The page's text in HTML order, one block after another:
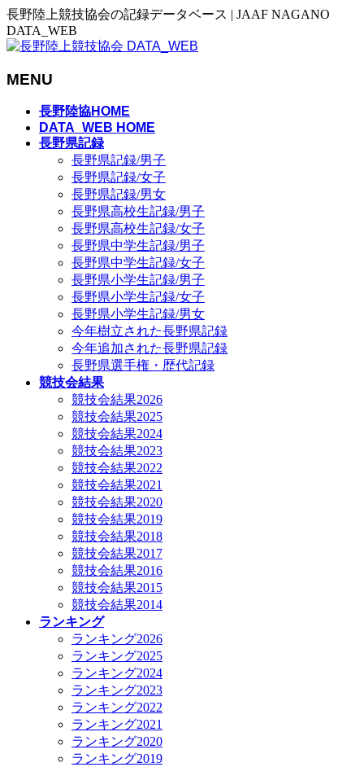
長野陸上競技協会の記録データベース | JAAF NAGANO
DATA_WEB
MENU
長野陸協HOME
DATA_WEB HOME
長野県記録
長野県記録/男子
長野県記録/女子
長野県記録/男女
長野県高校生記録/男子
長野県高校生記録/女子
長野県中学生記録/男子
長野県中学生記録/女子
長野県小学生記録/男子
長野県小学生記録/女子
長野県小学生記録/男女
今年樹立された長野県記録
今年追加された長野県記録
長野県選手権・歴代記録
競技会結果
競技会結果2026
競技会結果2025
競技会結果2024
競技会結果2023
競技会結果2022
競技会結果2021
競技会結果2020
競技会結果2019
競技会結果2018
競技会結果2017
競技会結果2016
競技会結果2015
競技会結果2014
ランキング
ランキング2026
ランキング2025
ランキング2024
ランキング2023
ランキング2022
ランキング2021
ランキング2020
ランキング2019